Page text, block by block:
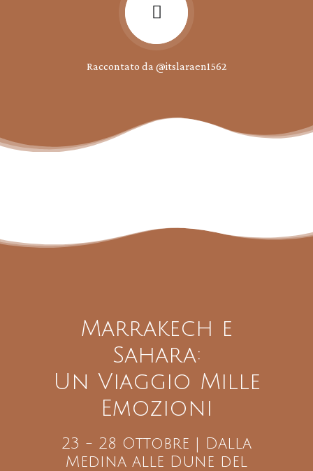
Raccontato da @itslaraen1562
Marrakech e
Sahara:
Un Viaggio Mille
Emozioni
23 - 28 Ottobre | Dalla
Medina alle Dune del